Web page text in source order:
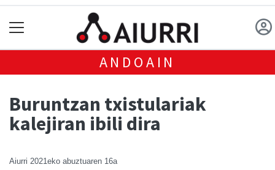
ANDOAIN
Buruntzan txistulariak
kalejiran ibili dira
Aiurri 2021eko abuztuaren 16a